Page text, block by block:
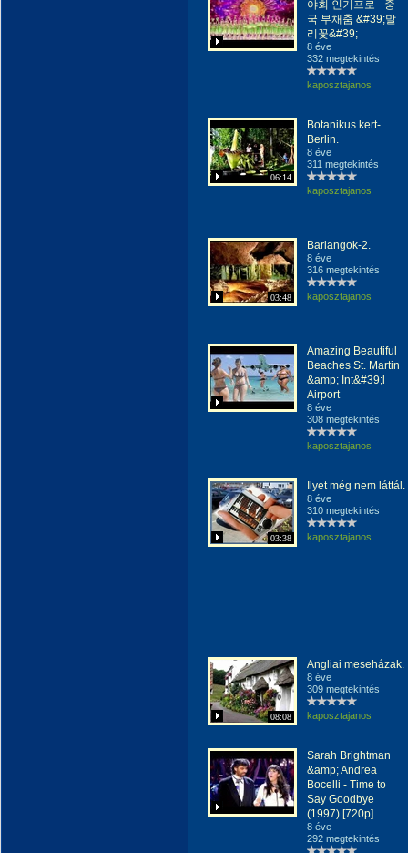
야회 인기프로 - 중
국 부채춤 &#39;말
리꽃&#39;
8 éve
332 megtekintés
kaposztajanos
06:14
Botanikus kert-
Berlin.
8 éve
311 megtekintés
kaposztajanos
03:48
Barlangok-2.
8 éve
316 megtekintés
kaposztajanos
Amazing Beautiful
Beaches St. Martin
&amp; Int&#39;l
Airport
8 éve
308 megtekintés
kaposztajanos
03:38
Ilyet még nem láttál.
8 éve
310 megtekintés
kaposztajanos
08:08
Angliai meseházak.
8 éve
309 megtekintés
kaposztajanos
Sarah Brightman
&amp; Andrea
Bocelli - Time to
Say Goodbye
(1997) [720p]
8 éve
292 megtekintés